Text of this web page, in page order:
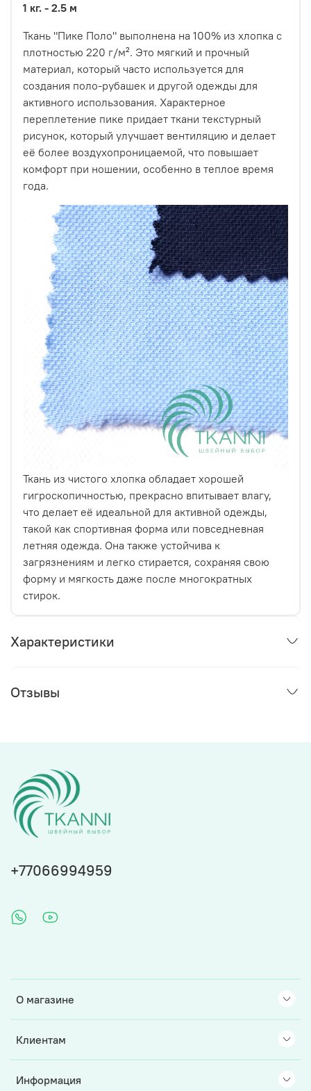
1 кг. - 2.5 м
Ткань "Пике Поло" выполнена на 100% из хлопка с
плотностью 220 г/м². Это мягкий и прочный
материал, который часто используется для
создания поло-рубашек и другой одежды для
активного использования. Характерное
переплетение пике придает ткани текстурный
рисунок, который улучшает вентиляцию и делает
её более воздухопроницаемой, что повышает
комфорт при ношении, особенно в теплое время
года.
Ткань из чистого хлопка обладает хорошей
гигроскопичностью, прекрасно впитывает влагу,
что делает её идеальной для активной одежды,
такой как спортивная форма или повседневная
летняя одежда. Она также устойчива к
загрязнениям и легко стирается, сохраняя свою
форму и мягкость даже после многократных
стирок.
Характеристики
Отзывы
О магазине
Клиентам
Информация
+77066994959